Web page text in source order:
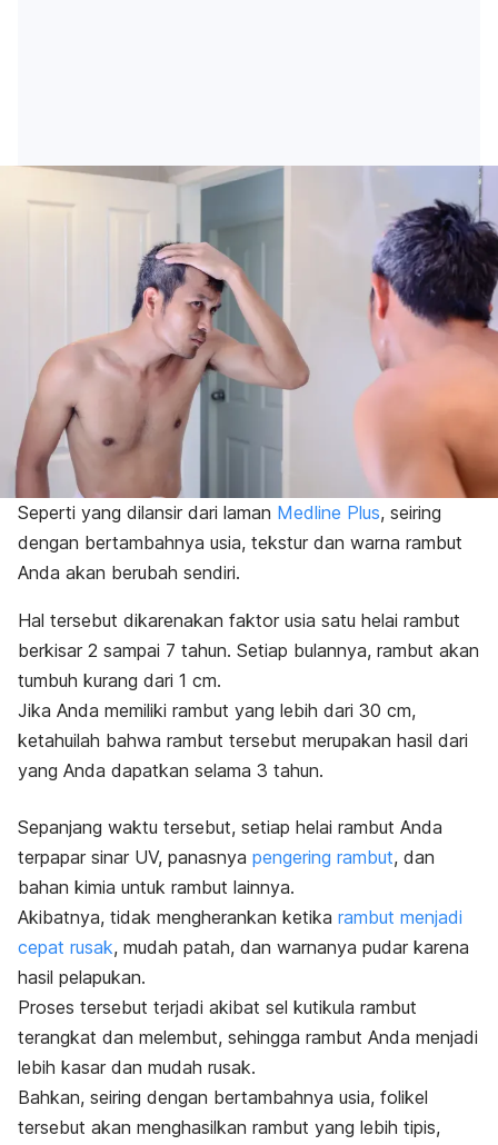
Seperti yang dilansir dari laman Medline Plus, seiring
dengan bertambahnya usia, tekstur dan warna rambut
Anda akan berubah sendiri.
Hal tersebut dikarenakan faktor usia satu helai rambut
berkisar 2 sampai 7 tahun. Setiap bulannya, rambut akan
tumbuh kurang dari 1 cm.
Jika Anda memiliki rambut yang lebih dari 30 cm,
ketahuilah bahwa rambut tersebut merupakan hasil dari
yang Anda dapatkan selama 3 tahun.
Sepanjang waktu tersebut, setiap helai rambut Anda
terpapar sinar UV, panasnya pengering rambut, dan
bahan kimia untuk rambut lainnya.
Akibatnya, tidak mengherankan ketika rambut menjadi
cepat rusak, mudah patah, dan warnanya pudar karena
hasil pelapukan.
Proses tersebut terjadi akibat sel kutikula rambut
terangkat dan melembut, sehingga rambut Anda menjadi
lebih kasar dan mudah rusak.
Bahkan, seiring dengan bertambahnya usia, folikel
tersebut akan menghasilkan rambut yang lebih tipis,